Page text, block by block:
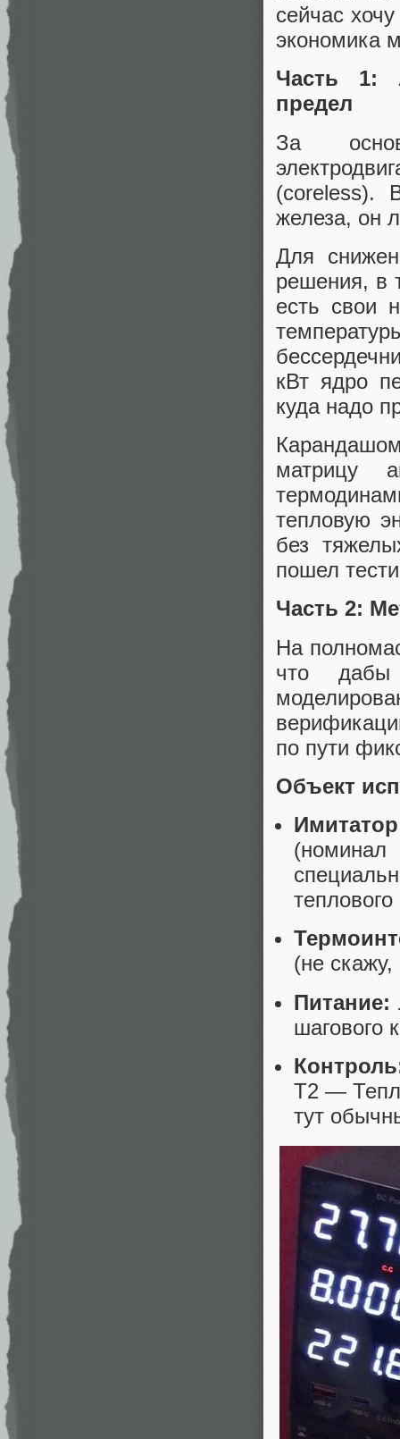
сейчас
экономика
Часть 1:
предел
За
(coreless).
железа, он
Для
решения, в
есть свои
кВт ядро
куда надо
матрицу
тепловую
без
пошел
Часть 2:
На
что дабы
по пути
Объект
(не скажу,
Питание:
шагового
Т2 —
тут